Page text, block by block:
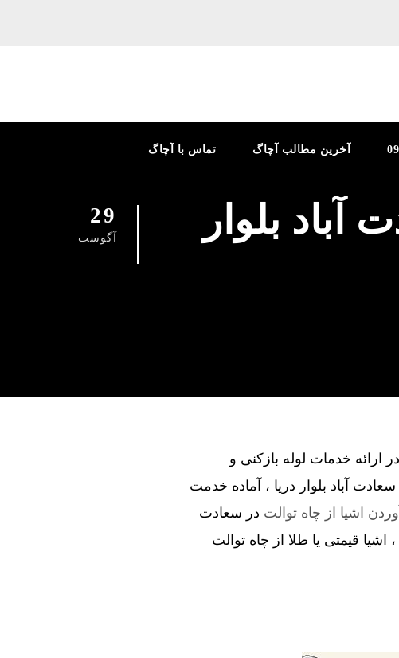
تماس با آچاگ آخرین مطالب آچاگ
29
آگوست
بلوار
توانمند در ارائه خدمات لوله بازکنی و
آباد بلوار دریا ، آماده خدمت
اشیا از چاه توالت در سعادت
اشیا قیمتی یا طلا از چاه توالت